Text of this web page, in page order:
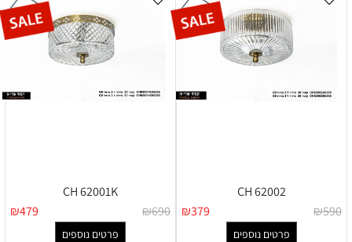
CH 62002
₪590
₪379
פרטים נוספים
CH 62001K
₪690
₪479
פרטים נוספים